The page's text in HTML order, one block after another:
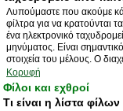
Λυπούμαστε που ακούμε
φίλτρα για να κρατούνται
ένα ηλεκτρονικό
μηνύματος. Είναι
στοιχεία του μέλους. Ο
Κορυφή
Φίλοι και εχθροί
Τι είναι η λίστα